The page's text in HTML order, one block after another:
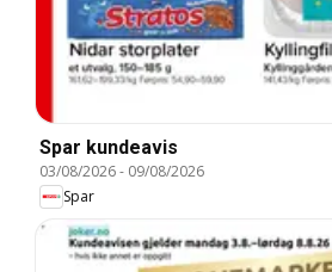
Spar kundeavis
03/08/2026- 09/08/2026
Spar